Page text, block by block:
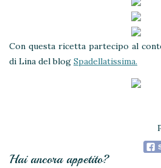
Con questa ricetta partecipo al
di Lina del blog Spadellatissima.
Hai ancora appetito?